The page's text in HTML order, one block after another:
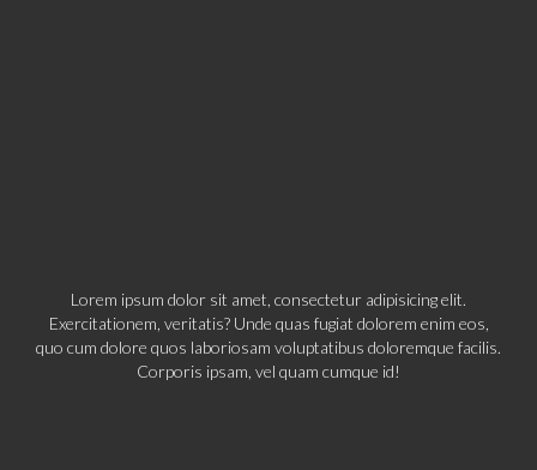
Lorem ipsum dolor sit amet, consectetur adipisicing elit.
Exercitationem, veritatis? Unde quas fugiat dolorem enim eos,
quo cum dolore quos laboriosam voluptatibus doloremque facilis.
Corporis ipsam, vel quam cumque id!